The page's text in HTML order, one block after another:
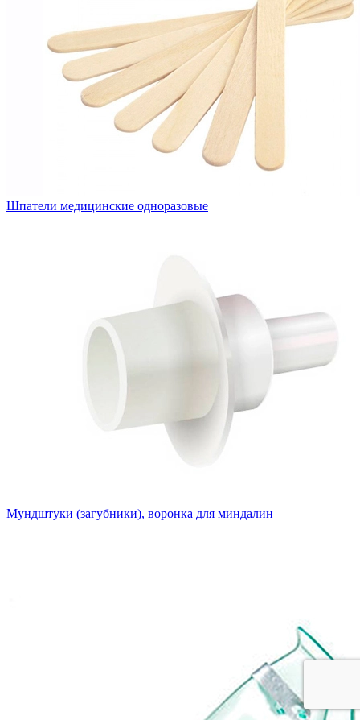
Шпатели медицинские одноразовые
Мундштуки (загубники), воронка для миндалин